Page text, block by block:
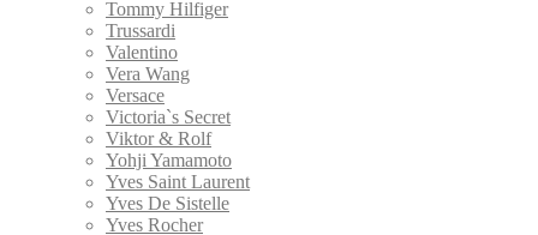
Tommy Hilfiger
Trussardi
Valentino
Vera Wang
Versace
Victoria`s Secret
Viktor & Rolf
Yohji Yamamoto
Yves Saint Laurent
Yves De Sistelle
Yves Rocher